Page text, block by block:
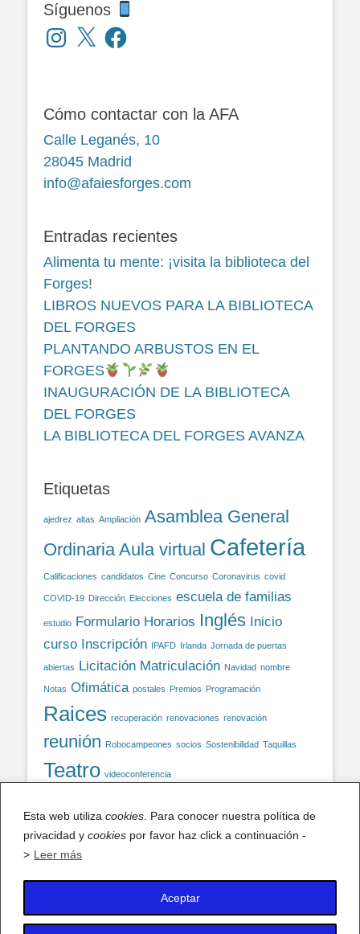
Esta web utiliza cookies . Para conocer nuestra política de
privacidad y cookies por favor haz click a continuación -
> Leer más
Aceptar
Síguenos
Instagram
X Facebook
Cómo contactar con la AFA
Calle Leganés, 10
28045 Madrid
info@afaiesforges.com
Entradas recientes
Alimenta tu mente: ¡visita la biblioteca del
Forges!
LIBROS NUEVOS PARA LA BIBLIOTECA
DEL FORGES
PLANTANDO ARBUSTOS EN EL
FORGES
INAUGURACIÓN DE LA BIBLIOTECA
DEL FORGES
LA BIBLIOTECA DEL FORGES AVANZA
Etiquetas
ajedrez altas Ampliación Asamblea General
Ordinaria Aula virtual Cafetería
Calificaciones candidatos Cine Concurso Coronavirus covid
COVID-19 Dirección Elecciones escuela de familias
estudio Formulario Horarios Inglés Inicio
curso Inscripción IPAFD Irlanda Jornada de puertas
abiertas Licitación Matriculación Navidad nombre
Notas Ofimática postales Premios Programación
Raices recuperación renovaciones renovación
reunión Robocampeones socios Sostenibilidad Taquillas
Teatro videoconferencia
Facebook
X (antiguo Twitter)